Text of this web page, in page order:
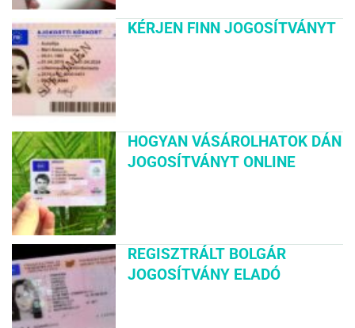
KÉRJEN FINN JOGOSÍTVÁNYT
HOGYAN VÁSÁROLHATOK DÁN
JOGOSÍTVÁNYT ONLINE
REGISZTRÁLT BOLGÁR
JOGOSÍTVÁNY ELADÓ